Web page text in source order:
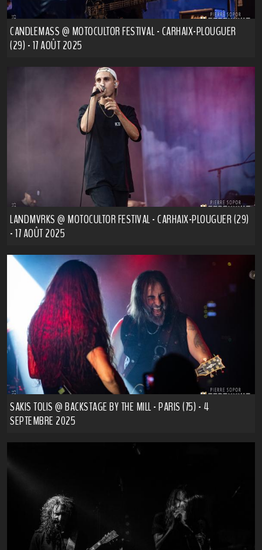
CANDLEMASS @ MOTOCULTOR FESTIVAL - CARHAIX-PLOUGUER
(29) - 17 AOÛT 2025
LANDMVRKS @ MOTOCULTOR FESTIVAL - CARHAIX-PLOUGUER (29)
- 17 AOÛT 2025
SAKIS TOLIS @ BACKSTAGE BY THE MILL - PARIS (75) - 4
SEPTEMBRE 2025